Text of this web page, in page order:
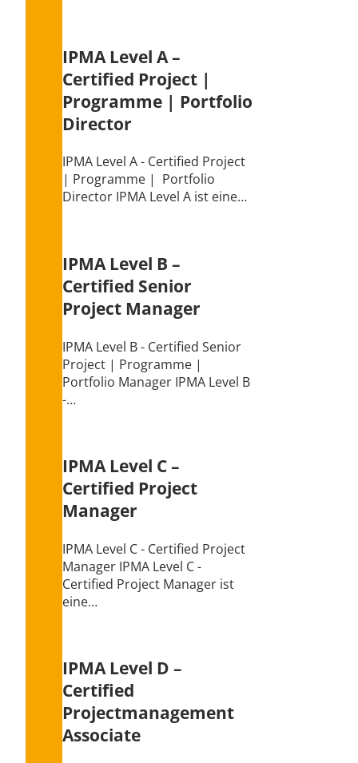
IPMA Level A –
Certified Project |
Programme | Portfolio
Director
IPMA Level A - Certified Project
| Programme | Portfolio
Director IPMA Level A ist eine…
IPMA Level B –
Certified Senior
Project Manager
IPMA Level B - Certified Senior
Project | Programme |
Portfolio Manager IPMA Level B
-…
IPMA Level C –
Certified Project
Manager
IPMA Level C - Certified Project
Manager IPMA Level C -
Certified Project Manager ist
eine…
IPMA Level D –
Certified
Projectmanagement
Associate